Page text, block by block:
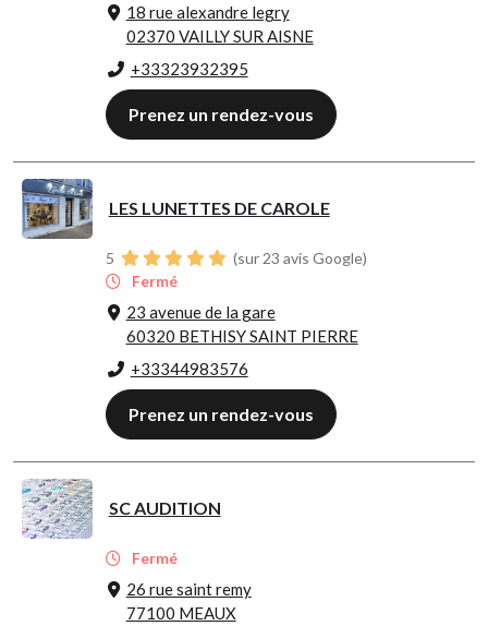
18 rue alexandre legry
02370 VAILLY SUR AISNE
+33323932395
Prenez un rendez-vous
LES LUNETTES DE CAROLE
5
(sur 23 avis Google)
Fermé
23 avenue de la gare
60320 BETHISY SAINT PIERRE
+33344983576
Prenez un rendez-vous
SC AUDITION
Fermé
26 rue saint remy
77100 MEAUX